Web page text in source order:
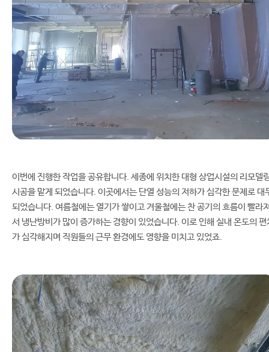
이번에 진행한 작업을 공유합니다. 세종에 위치한 대형 상업시설의 리모델
시공을 맡게 되었습니다. 이곳에서는 단열 성능의 저하가 심각한 문제로 대
되었습니다. 여름철에는 열기가 쌓이고 겨울철에는 찬 공기의 흐름이 빨라
서 냉난방비가 많이 증가하는 경향이 있었습니다. 이로 인해 실내 온도의 편
가 심각해지며 직원들의 근무 환경에도 영향을 미치고 있었죠.